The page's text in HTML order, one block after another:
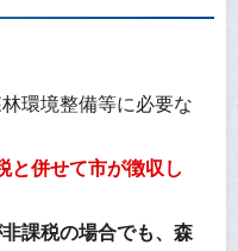
環境整備等に必要な
と併せて市が徴収し
課税の場合でも、森